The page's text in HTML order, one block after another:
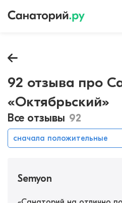
92 отзыва про
«Октябрьский»
Все отзывы 92
сначала положительные
Semyon